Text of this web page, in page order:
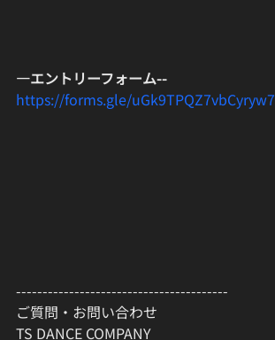
—エントリーフォーム--
https://forms.gle/uGk9TPQZ7vbCyryw7
----------------------------------------
ご質問・お問い合わせ
TS DANCE COMPANY